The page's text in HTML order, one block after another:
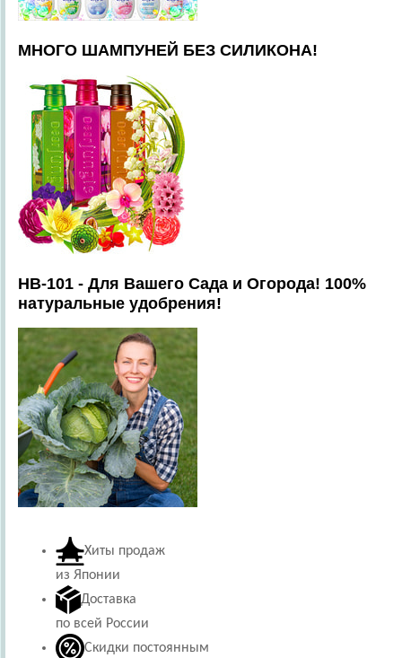
МНОГО ШАМПУНЕЙ БЕЗ СИЛИКОНА!
HB-101 - Для Вашего Сада и Огорода! 100%
натуральные удобрения!
Хиты продаж
из Японии
Доставка
по всей России
Скидки постоянным